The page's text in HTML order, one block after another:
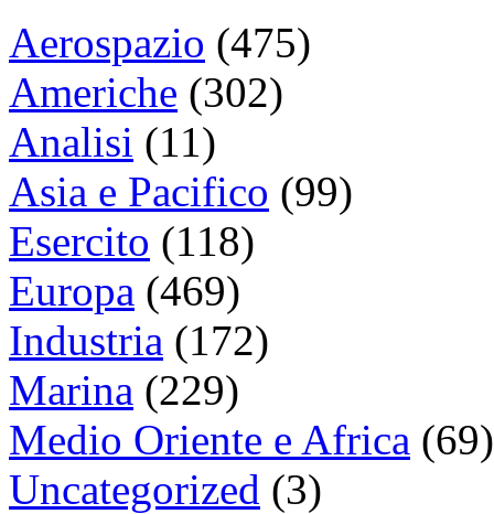
Aerospazio (475)
Americhe (302)
Analisi (11)
Asia e Pacifico (99)
Esercito (118)
Europa (469)
Industria (172)
Marina (229)
Medio Oriente e Africa (69)
Uncategorized (3)